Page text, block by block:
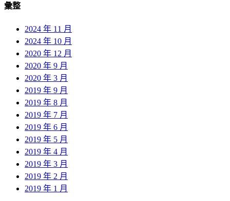
彙整
2024 年 11 月
2024 年 10 月
2020 年 12 月
2020 年 9 月
2020 年 3 月
2019 年 9 月
2019 年 8 月
2019 年 7 月
2019 年 6 月
2019 年 5 月
2019 年 4 月
2019 年 3 月
2019 年 2 月
2019 年 1 月